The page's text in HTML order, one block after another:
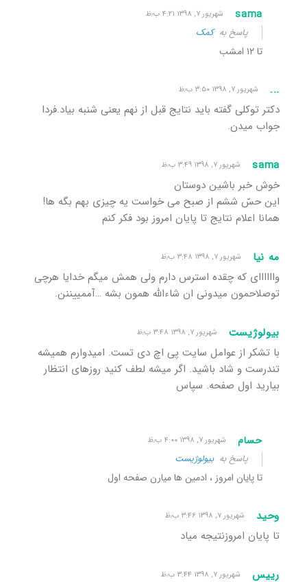
sama شهریور ۷, ۱۳۹۸ ۴:۲۱ ب٫ظ
پاسخ بهکمک
تا ۱۲ امشب
... شهریور ۷, ۱۳۹۸ ۳:۵۰ ب٫ظ
دکتر توکلی گفته باید نتایج قبل از نهم یعنی شنبه بیاد.فردا
جواب میدن.
sama شهریور ۷, ۱۳۹۸ ۳:۴۹ ب٫ظ
خوش خبر باشین دوستان
این حسّ ششم از صبح می خواست یه چیزی بهم بگه ها!
همانا اعلام نتایج تا پایان امروز بود فکر کنم
مه نیا شهریور ۷, ۱۳۹۸ ۳:۴۸ ب٫ظ
واااااای که چقده استرس دارم ولی همش میگم خدایا هرچی
توصلاحمون میدونی ان شاءالله همون بشه …آممییننن.
بیولوژیست شهریور ۷, ۱۳۹۸ ۳:۴۸ ب٫ظ
با تشکر از عوامل سایت پی اچ دی تست. امیدوارم همیشه
تندرست و شاد باشید. اگر میشه لطف کنید روزهای انتظار
بیارید اول صفحه. سپاس
حسام شهریور ۷, ۱۳۹۸ ۴:۰۰ ب٫ظ
پاسخ بهبیولوژیست
تا پایان امروز ، ادمین ها میارن صفحه اول
وحید شهریور ۷, ۱۳۹۸ ۳:۴۶ ب٫ظ
تا پایان امروزنتیجه میاد
رییس شهریور ۷, ۱۳۹۸ ۳:۴۴ ب٫ظ